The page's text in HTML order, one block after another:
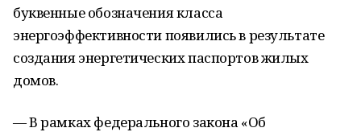
буквенные обозначения класса
энергоэффективности появились в результате
создания энергетических паспортов жилых
домов.
— В рамках федерального закона «Об